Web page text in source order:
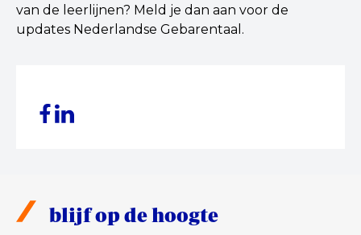
van de leerlijnen? Meld je dan aan voor de
updates Nederlandse Gebarentaal.
blijf op de hoogte